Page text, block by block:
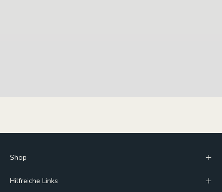
Shop
Hilfreiche Links